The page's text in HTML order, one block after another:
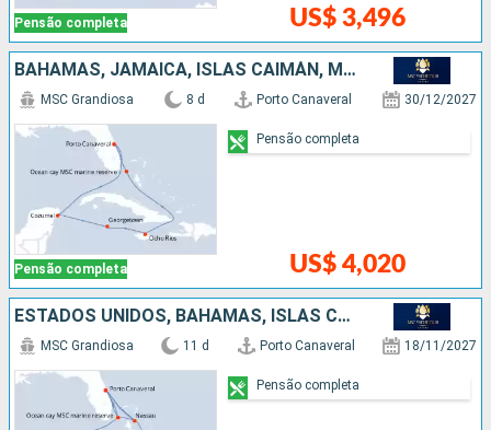
Pensão completa US$ 3,496
BAHAMAS, JAMAICA, ISLAS CAIMÁN, MÉXICO, ESTADOS UNIDOS
Pensão completa
MSC Grandiosa 8 d Porto Canaveral 30/12/2027
US$ 4,020
Pensão completa
ESTADOS UNIDOS, BAHAMAS, ISLAS CAIMÁN, JAMAICA
MSC Grandiosa 11 d Porto Canaveral 18/11/2027
Pensão completa